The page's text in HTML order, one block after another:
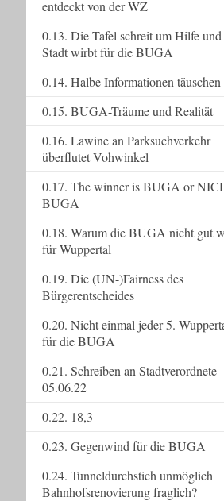
entdeckt von der WZ
0.13. Die Tafel schreit um Hilfe
Stadt wirbt für die BUGA
0.14. Halbe Informationen täuschen
0.15. BUGA-Träume und Realität
0.16. Lawine an Parksuchverkehr
überflutet Vohwinkel
0.17. The winner is BUGA or
BUGA
0.18. Warum die BUGA nicht gut
für Wuppertal
0.19. Die (UN-)Fairness des
Bürgerentscheides
0.20. Nicht einmal jeder 5.
für die BUGA
0.21. Schreiben an Stadtverordnete
05.06.22
0.22. 18,3
0.23. Gegenwind für die BUGA
0.24. Tunneldurchstich unmöglich
Bahnhofsrenovierung fraglich?